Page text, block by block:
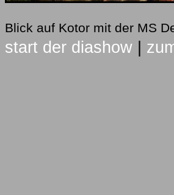
Blick auf Kotor mit der MS
start der diashow